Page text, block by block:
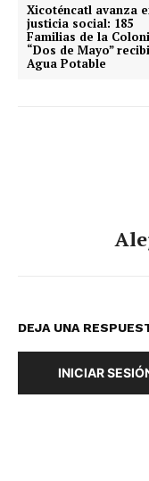
Xicoténcatl avanza
justicia social: 185
Familias de la
“Dos de Mayo”
Agua Potable
DEJA UNA
INICIAR